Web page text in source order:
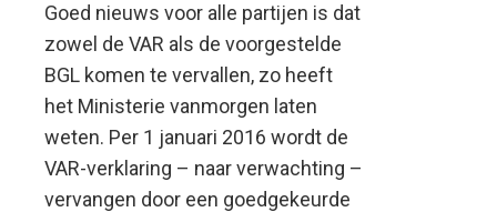
Goed nieuws voor alle partijen is dat
zowel de VAR als de voorgestelde
BGL komen te vervallen, zo heeft
het Ministerie vanmorgen laten
weten. Per 1 januari 2016 wordt de
VAR-verklaring – naar verwachting –
vervangen door een goedgekeurde